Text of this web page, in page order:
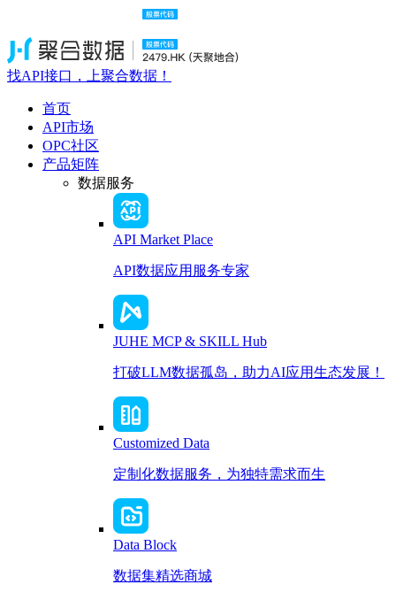
找API接口，上聚合数据！
首页
API市场
OPC社区
产品矩阵
数据服务
API Market Place
API数据应用服务专家
JUHE MCP & SKILL Hub
打破LLM数据孤岛，助力AI应用生态发展！
Customized Data
定制化数据服务，为独特需求而生
Data Block
数据集精选商城